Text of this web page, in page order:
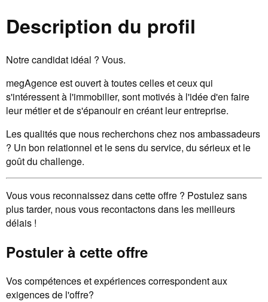
Description du profil
Notre candidat idéal ? Vous.
megAgence est ouvert à toutes celles et ceux qui
s'intéressent à l'immobilier, sont motivés à l'idée d'en faire
leur métier et de s'épanouir en créant leur entreprise.
Les qualités que nous recherchons chez nos ambassadeurs
? Un bon relationnel et le sens du service, du sérieux et le
goût du challenge.
Vous vous reconnaissez dans cette offre ? Postulez sans
plus tarder, nous vous recontactons dans les meilleurs
délais !
Postuler à cette offre
Vos compétences et expériences correspondent aux
exigences de l'offre?